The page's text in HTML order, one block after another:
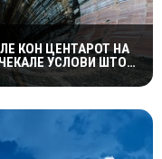
КОН ЦЕНТАРОТ НА
УСЛОВИ ШТО